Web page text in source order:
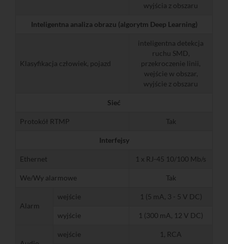
wyjścia z obszaru
Inteligentna analiza obrazu (algorytm Deep Learning)
Klasyfikacja człowiek, pojazd
inteligentna detekcja
ruchu SMD,
przekroczenie linii,
wejście w obszar,
wyjście z obszaru
Sieć
Protokół RTMP Tak
Interfejsy
Ethernet 1 x RJ-45 10/100 Mb/s
We/Wy alarmowe Tak
Alarm
wejście 1 (5 mA, 3 - 5 V DC)
wyjście 1 (300 mA, 12 V DC)
wejście 1, RCA